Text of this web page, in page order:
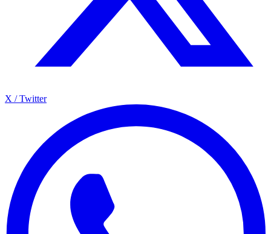
X / Twitter